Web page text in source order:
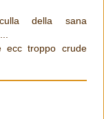
della sana
ecc troppo crude